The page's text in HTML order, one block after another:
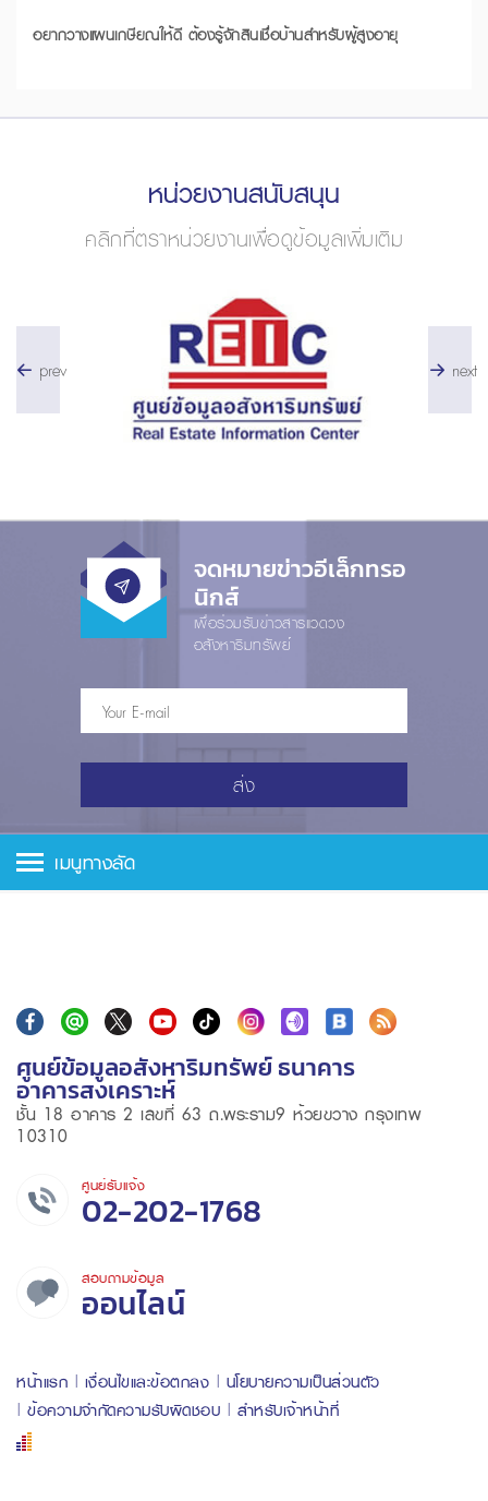
อยากวางแผนเกษียณให้ดี ต้องรู้จักสินเชื่อบ้านสำหรับผู้สูงอายุ
หน่วยงานสนับสนุน
คลิกที่ตราหน่วยงานเพื่อดูข้อมูลเพิ่มเติม
prev next
จดหมายข่าวอีเล็กทรอ
นิกส์
เพื่อร่วมรับข่าวสารแวดวง
อสังหาริมทรัพย์
ส่ง
เมนูทางลัด
ศูนย์ข้อมูลอสังหาริมทรัพย์ ธนาคาร
อาคารสงเคราะห์
ชั้น 18 อาคาร 2 เลขที่ 63 ถ.พระราม9 ห้วยขวาง กรุงเทพ
10310
ศูนย์รับแจ้ง
02-202-1768
สอบถามข้อมูล
ออนไลน์
หน้าแรก เงื่อนไขและข้อตกลง
นโยบายความเป็นส่วนตัว
ข้อความจำกัดความรับผิดชอบ
สำหรับเจ้าหน้าที่